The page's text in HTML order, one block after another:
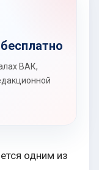
ВАК,
одним из